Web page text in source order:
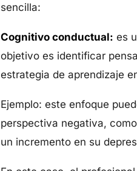
sencilla:
Cognitivo conductual: es
objetivo es identificar
estrategia de aprendizaje
Ejemplo: este enfoque
perspectiva negativa,
un incremento en su